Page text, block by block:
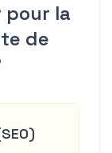
pour la
de